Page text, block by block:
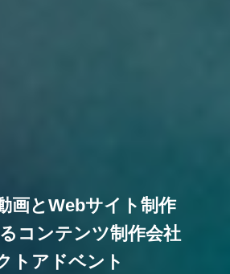
画とWebサイト制作
コンテンツ制作会社
トアドベント